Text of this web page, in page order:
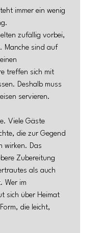
immer ein wenig
zufällig vorbei,
Manche sind auf
treffen sich mit
Deshalb muss
servieren.
Viele Gäste
die zur Gegend
wirken. Das
Zubereitung
als auch
Wer im
sich über Heimat
die leicht,